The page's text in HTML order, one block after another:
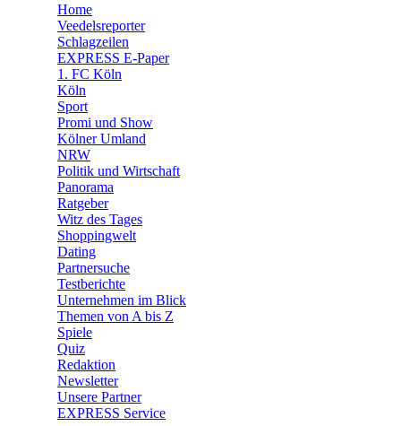
Home
Veedelsreporter
Schlagzeilen
EXPRESS E-Paper
1. FC Köln
Köln
Sport
Promi und Show
Kölner Umland
NRW
Politik und Wirtschaft
Panorama
Ratgeber
Witz des Tages
Shoppingwelt
Dating
Partnersuche
Testberichte
Unternehmen im Blick
Themen von A bis Z
Spiele
Quiz
Redaktion
Newsletter
Unsere Partner
EXPRESS Service